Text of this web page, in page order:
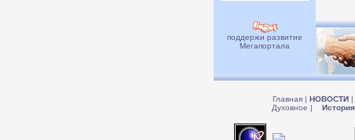
поддержи развитие
Мегапортала
Главная | НОВОСТИ |
Духовное | История